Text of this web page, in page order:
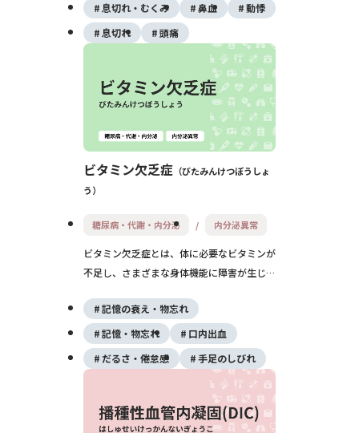
染を起こしやすくなります。治療には輸血、
免疫抑制療法、骨髄移植などが用いられま
す。
息切れ・むくみ 鼻血
動悸
息切れ
頭痛
ビタミン欠乏症
びたみんけつぼうしょ
う
糖尿病・代謝・内分泌 内分泌異常
ビタミン欠乏症とは、体に必要なビタミンが
不足し、さまざまな身体機能に障害が生じる
り、食生活の乱れや吸収障害、過度なダイエ
ットなどが主な原因です。早期の補充と原因
への対処が重要です。
記憶の衰え・物忘れ
記憶・物忘れ
口内出血
だるさ・倦怠感
手足のしびれ